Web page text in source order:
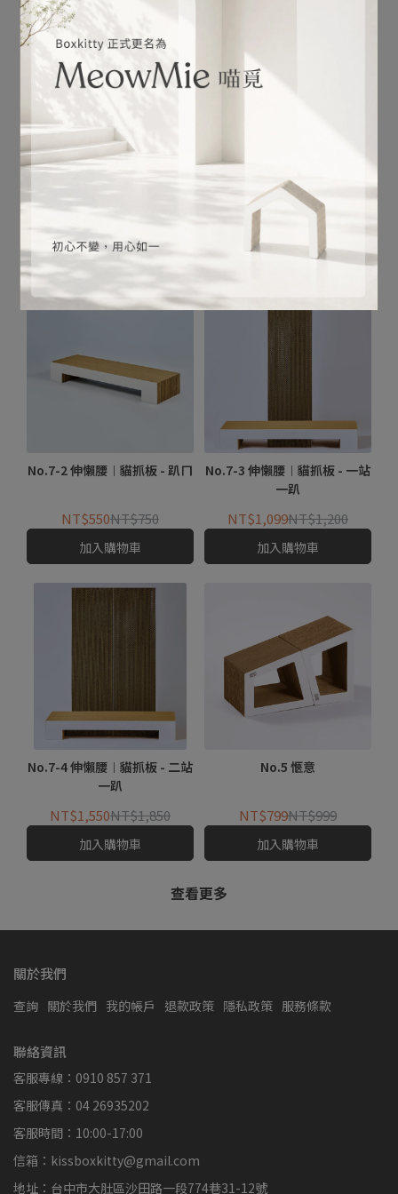
No.4 CASA ︱白居
加入購物車
NT$650 NT$950
加入購物車
No.7-2 伸懶腰︱貓抓板 - 趴ㄇ
NT$550NT$750
加入購物車
No.7-3 伸懶腰︱貓抓板 - 一站
一趴
NT$1,099NT$1,200
加入購物車
No.7-4 伸懶腰︱貓抓板 - 二站
一趴
NT$1,550NT$1,850
加入購物車
No.5 愜意
NT$799NT$999
加入購物車
查看更多
關於我們
查詢 關於我們 我的帳戶 退款政策 隱私政策 服務條款
聯絡資訊
客服專線：0910 857 371
客服傳真：04 26935202
客服時間：10:00-17:00
信箱：kissboxkitty@gmail.com
地址：台中市大肚區沙田路一段774巷31-12號